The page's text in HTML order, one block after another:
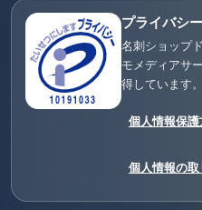
プライバシ
名刺ショップ
モメディアサ
得しています。
個人情報保護
個人情報の